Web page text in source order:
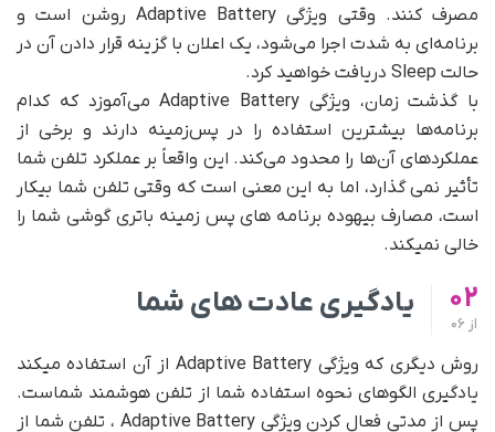
مصرف کنند. وقتی ویژگی Adaptive Battery روشن است و
برنامه‌ای به شدت اجرا می‌شود، یک اعلان با گزینه قرار دادن آن در
حالت Sleep دریافت خواهید کرد.
با گذشت زمان، ویژگی Adaptive Battery می‌آموزد که کدام
برنامه‌ها بیشترین استفاده را در پس‌زمینه دارند و برخی از
عملکردهای آن‌ها را محدود می‌کند. این واقعاً بر عملکرد تلفن شما
تأثیر نمی گذارد، اما به این معنی است که وقتی تلفن شما بیکار
است، مصارف بیهوده برنامه های پس زمینه باتری گوشی شما را
خالی نمیکند.
02
از
یادگیری عادت های شما
روش دیگری که ویژگی Adaptive Battery از آن استفاده میکند
یادگیری الگوهای نحوه استفاده شما از تلفن هوشمند شماست.
پس از مدتی فعال کردن ویژگی Adaptive Battery ، تلفن شما از